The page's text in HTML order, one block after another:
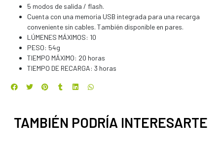
5 modos de salida / flash.
Cuenta con una memoria USB integrada para una recarga
conveniente sin cables. También disponible en pares.
LÚMENES MÁXIMOS: 10
PESO: 54g
TIEMPO MÁXIMO: 20 horas
TIEMPO DE RECARGA: 3 horas
TAMBIÉN PODRÍA INTERESARTE